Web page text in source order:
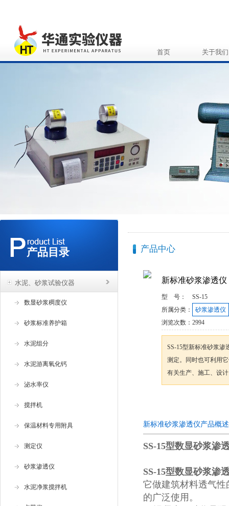
首页 关于我们
产品目录
水泥、砂浆试验仪器
数显砂浆稠度仪
砂浆标准养护箱
水泥组分
水泥游离氧化钙
泌水率仪
搅拌机
保温材料专用附具
测定仪
砂浆渗透仪
水泥净浆搅拌机
产品中心
新标准砂浆渗透仪
型 号：
SS-15
所属分类：
砂浆渗透仪
浏览次数： 2994
SS-15型新标准砂浆
测定。同时也可利用
有关生产、施工、设
新标准砂浆渗透仪产品概
SS-15型数显砂浆渗
SS-15型数显砂浆渗
它做建筑材料透气
的广泛使用。